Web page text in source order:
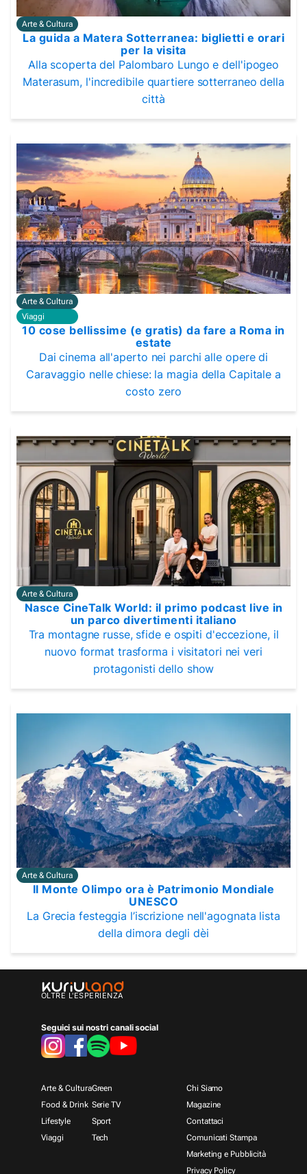
Arte & Cultura
La guida a Matera Sotterranea: biglietti e orari
per la visita
Alla scoperta del Palombaro Lungo e dell'ipogeo
Materasum, l'incredibile quartiere sotterraneo della
città
Arte & Cultura
Viaggi
10 cose bellissime (e gratis) da fare a Roma in
estate
Dai cinema all'aperto nei parchi alle opere di
Caravaggio nelle chiese: la magia della Capitale a
costo zero
Arte & Cultura
Nasce CineTalk World: il primo podcast live in
un parco divertimenti italiano
Tra montagne russe, sfide e ospiti d'eccezione, il
nuovo format trasforma i visitatori nei veri
protagonisti dello show
Arte & Cultura
Il Monte Olimpo ora è Patrimonio Mondiale
UNESCO
La Grecia festeggia l’iscrizione nell'agognata lista
della dimora degli dèi
OLTRE L'ESPERIENZA
Seguici sui nostri canali social
Arte & Cultura
Food & Drink
Lifestyle
Viaggi
Green
Serie TV
Sport
Tech
Chi Siamo
Magazine
Contattaci
Comunicati Stampa
Marketing e Pubblicità
Privacy Policy